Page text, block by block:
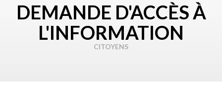
DEMANDE D'ACCÈS À
L'INFORMATION
CITOYENS